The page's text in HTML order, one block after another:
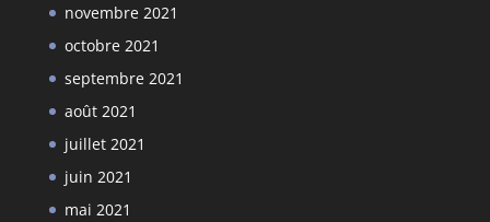
novembre 2021
octobre 2021
septembre 2021
août 2021
juillet 2021
juin 2021
mai 2021